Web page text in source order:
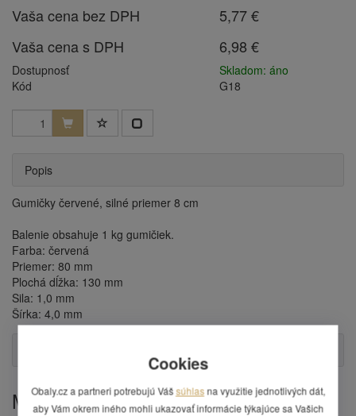
Vaša cena bez DPH
5,77 €
Vaša cena s DPH
6,98 €
Dostupnosť
Skladom: áno
Kód
G18
Popis
Gumičky červené, silné priemer 8 cm
Balenie obsahuje 1 kg gumičiek.
Farba: červená
Priemer: 80 mm
Plochá dĺžka: 130 mm
Sila: 1,0 mm
Šírka: 4,0 mm
Mohlo by Vás zaujímať
Cookies
Obaly.cz a partneri potrebujú Vášsúhlas na využitie jednotlivých dát,
aby Vám okrem iného mohli ukazovať informácie týkajúce sa Vašich